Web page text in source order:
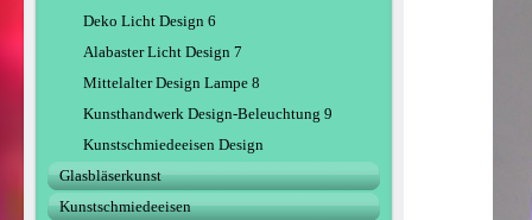
Deko Licht Design 6
Alabaster Licht Design 7
Mittelalter Design Lampe 8
Kunsthandwerk Design-Beleuchtung 9
Kunstschmiedeeisen Design
Glasbläserkunst
Kunstschmiedeeisen